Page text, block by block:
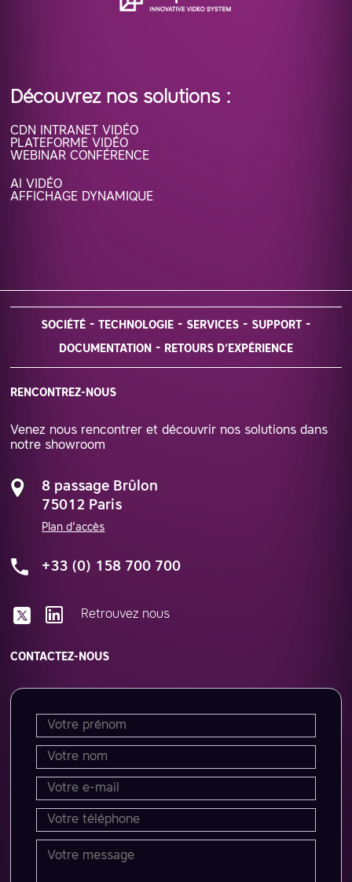
Découvrez nos solutions :
CDN INTRANET VIDÉO
PLATEFORME VIDÉO
WEBINAR CONFÉRENCE
AI VIDÉO
AFFICHAGE DYNAMIQUE
SOCIÉTÉ TECHNOLOGIE SERVICES SUPPORT
DOCUMENTATION RETOURS D’EXPÉRIENCE
RENCONTREZ-NOUS
Venez nous rencontrer et découvrir nos solutions dans
notre showroom
8 passage Brûlon
75012 Paris
Plan d’accès
+33 (0) 158 700 700
Retrouvez nous
CONTACTEZ-NOUS